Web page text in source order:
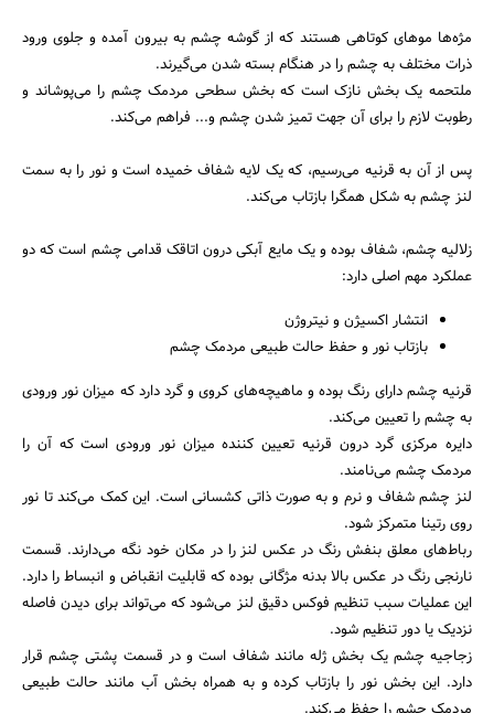
مژه‌ها موهای کوتاهی هستند که از گوشه چشم به بیرون آمده و جلوی ورود
ذرات مختلف به چشم را در هنگام بسته شدن می‌گیرند.
ملتحمه یک بخش نازک است که بخش سطحی مردمک چشم را می‌پوشاند و
رطوبت لازم را برای آن جهت تمیز شدن چشم و... فراهم می‌کند.
پس از آن به قرنیه می‌رسیم، که یک لایه شفاف خمیده است و نور را به سمت
لنز چشم به شکل همگرا بازتاب می‌کند.
زلالیه چشم، شفاف بوده و یک مایع آبکی درون اتاقک قدامی چشم است که دو
عملکرد مهم اصلی دارد:
انتشار اکسیژن و نیتروژن
بازتاب نور و حفظ حالت طبیعی مردمک چشم
قرنیه چشم دارای رنگ بوده و ماهیچه‌های کروی و گرد دارد که میزان نور ورودی
به چشم را تعیین می‌کند.
دایره مرکزی گرد درون قرنیه تعیین کننده میزان نور ورودی است که آن را
مردمک چشم می‌نامند.
لنز چشم شفاف و نرم و به صورت ذاتی کشسانی است. این کمک می‌کند تا نور
روی رتینا متمرکز شود.
رباط‌های معلق بنفش رنگ در عکس لنز را در مکان خود نگه می‌دارند. قسمت
نارنجی رنگ در عکس بالا بدنه مژگانی بوده که قابلیت انقباض و انبساط را دارد.
این عملیات سبب تنظیم فوکس دقیق لنز می‌شود که می‌تواند برای دیدن فاصله
نزدیک یا دور تنظیم شود.
زجاجیه چشم یک بخش ژله مانند شفاف است و در قسمت پشتی چشم قرار
دارد. این بخش نور را بازتاب کرده و به همراه بخش آب مانند حالت طبیعی